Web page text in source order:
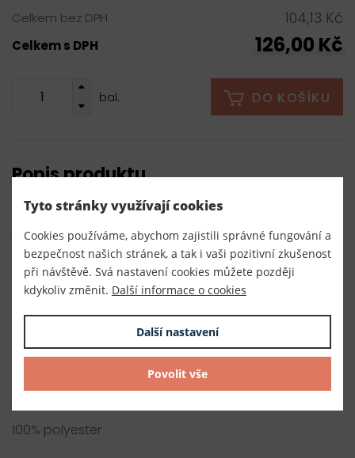
Celkem bez DPH 104,13 Kč
Celkem s DPH 126,00 Kč
bal. DO KOŠÍKU
Popis produktu
Parametry
Číslo produktu:
270014
TKACZIK s.r.o.
Složení
100% polyester
Tyto stránky využívají cookies
Cookies používáme, abychom zajistili správné fungování a
bezpečnost našich stránek, a tak i vaši pozitivní zkušenost
při návštěvě. Svá nastavení cookies můžete později
kdykoliv změnit. Další informace o cookies
Další nastavení
Povolit vše